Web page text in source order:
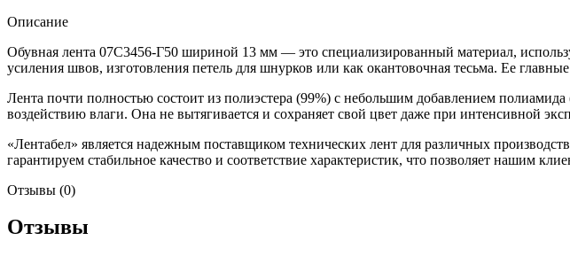
Описание
Обувная лента 07С3456-Г50 шириной 13 мм — это специализированный материал,
усиления швов, изготовления петель для шнурков или как окантовочная тесьма. Ее
Лента почти полностью состоит из полиэстера (99%) с небольшим добавлением
воздействию влаги. Она не вытягивается и сохраняет свой цвет даже при интенсивной
«Лентабел» является надежным поставщиком технических лент для различных
гарантируем стабильное качество и соответствие характеристик, что позволяет нашим
Отзывы (0)
Отзывы